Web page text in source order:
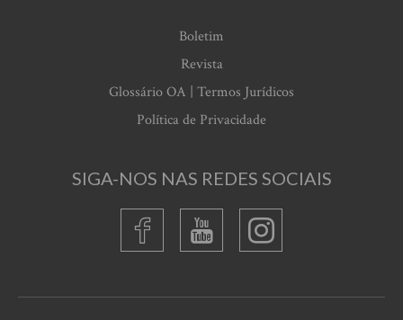
Boletim
Revista
Glossário OA | Termos Jurídicos
Política de Privacidade
SIGA-NOS NAS REDES SOCIAIS